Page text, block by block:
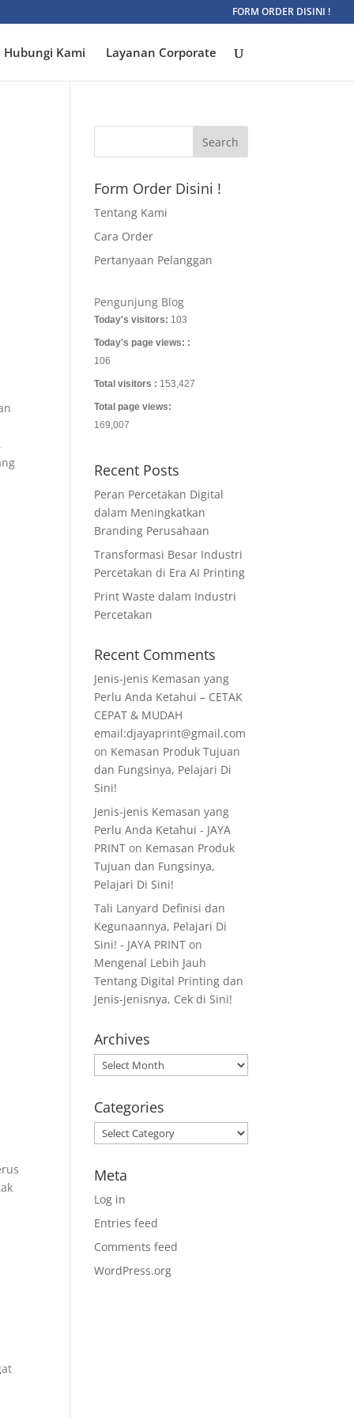
FORM ORDER DISINI !
Hubungi Kami Layanan Corporate
Form Order Disini !
Tentang Kami
Cara Order
Pertanyaan Pelanggan
Pengunjung Blog
Today's visitors: 103
Today's page views: :
106
Total visitors : 153,427
Total page views:
169,007
Recent Posts
Peran Percetakan Digital
dalam Meningkatkan
Branding Perusahaan
Transformasi Besar Industri
Percetakan di Era AI Printing
Print Waste dalam Industri
Percetakan
Recent Comments
Jenis-jenis Kemasan yang
Perlu Anda Ketahui – CETAK
CEPAT & MUDAH
email:djayaprint@gmail.com
on Kemasan Produk Tujuan
dan Fungsinya, Pelajari Di
Sini!
Jenis-jenis Kemasan yang
Perlu Anda Ketahui - JAYA
PRINT on Kemasan Produk
Tujuan dan Fungsinya,
Pelajari Di Sini!
Tali Lanyard Definisi dan
Kegunaannya, Pelajari Di
Sini! - JAYA PRINT on
Mengenal Lebih Jauh
Tentang Digital Printing dan
Jenis-jenisnya, Cek di Sini!
Archives
Archives
Categories
Categories
Meta
Log in
Entries feed
Comments feed
WordPress.org